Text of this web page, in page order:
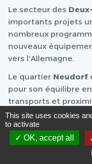
Le secteur des
importants projets
nombreux
nouveaux
vers l'Allemagne.
Le quartier Neudorf
pour son équilibre
transports et
La Robertsauattire
environnement
proximité avec les
This site uses cookies
to activate
OK, accept all